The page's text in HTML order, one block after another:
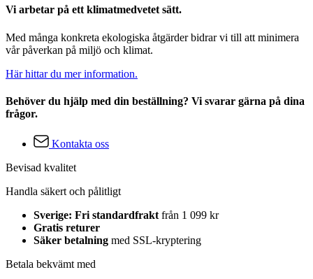
Vi arbetar på ett klimatmedvetet sätt.
Med många konkreta ekologiska åtgärder bidrar vi till att minimera
vår påverkan på miljö och klimat.
Här hittar du mer information.
Behöver du hjälp med din beställning? Vi svarar gärna på dina
frågor.
Kontakta oss
Bevisad kvalitet
Handla säkert och pålitligt
Sverige: Fri standardfrakt från 1 099 kr
Gratis returer
Säker betalning med SSL-kryptering
Betala bekvämt med